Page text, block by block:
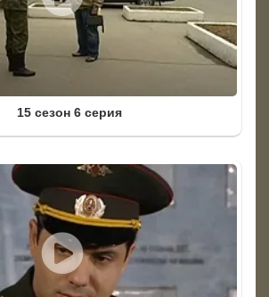
15 сезон 6 серия